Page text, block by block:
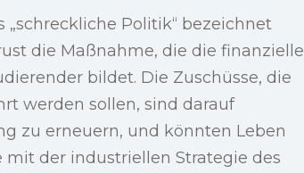
„schreckliche Politik“ bezeichnet
die Maßnahme, die die finanzielle
bildet. Die Zuschüsse, die
werden sollen, sind darauf
zu erneuern, und könnten Leben
der industriellen Strategie des